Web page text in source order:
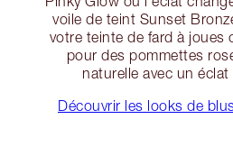
voile de teint Sunset
votre teinte de fard à joues
pour des pommettes
naturelle avec un
Découvrir les looks de